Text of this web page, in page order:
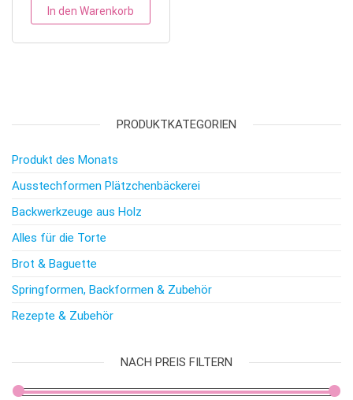
In den Warenkorb
PRODUKTKATEGORIEN
Produkt des Monats
Ausstechformen Plätzchenbäckerei
Backwerkzeuge aus Holz
Alles für die Torte
Brot & Baguette
Springformen, Backformen & Zubehör
Rezepte & Zubehör
NACH PREIS FILTERN